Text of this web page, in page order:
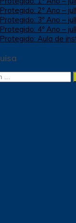
Protegido: 2º Ano –
Protegido: 3º Ano –
Protegido: 4º Ano –
Protegido: Aula de